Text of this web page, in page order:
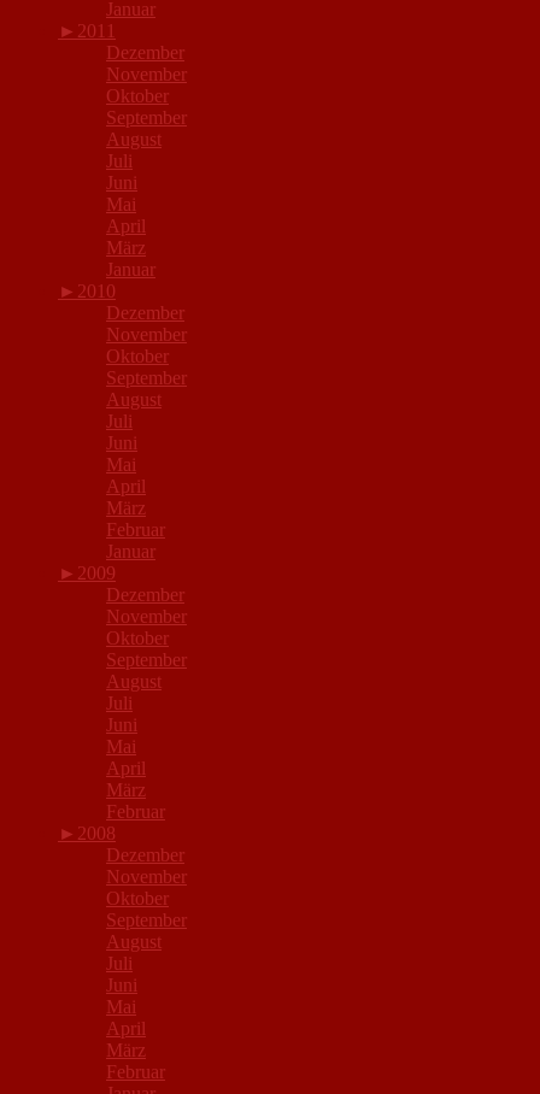
Januar
► 2011
Dezember
November
Oktober
September
August
Juli
Juni
Mai
April
März
Januar
► 2010
Dezember
November
Oktober
September
August
Juli
Juni
Mai
April
März
Februar
Januar
► 2009
Dezember
November
Oktober
September
August
Juli
Juni
Mai
April
März
Februar
► 2008
Dezember
November
Oktober
September
August
Juli
Juni
Mai
April
März
Februar